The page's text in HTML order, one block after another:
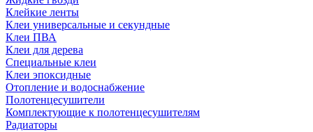
Клейкие ленты
Клеи универсальные и секундные
Клеи ПВА
Клеи для дерева
Специальные клеи
Клеи эпоксидные
Отопление и водоснабжение
Полотенцесушители
Комплектующие к полотенцесушителям
Радиаторы